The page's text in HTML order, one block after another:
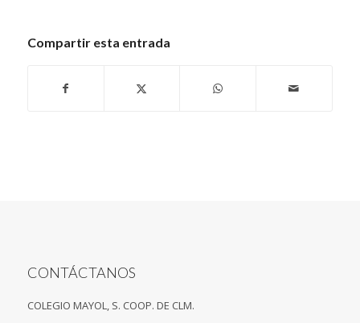
Compartir esta entrada
CONTÁCTANOS
COLEGIO MAYOL, S. COOP. DE CLM.